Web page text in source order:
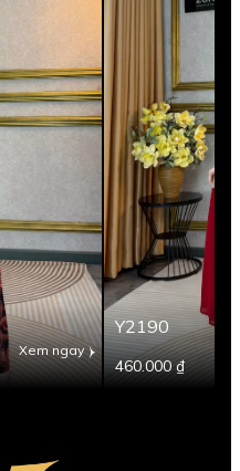
Xem ngay
460.000 ₫
Y2190